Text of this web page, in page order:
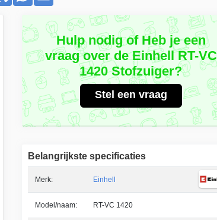
Hulp nodig of Heb je een
vraag over de Einhell RT-VC
1420 Stofzuiger?
Stel een vraag
Belangrijkste specificaties
Merk: Einhell
Model/naam: RT-VC 1420